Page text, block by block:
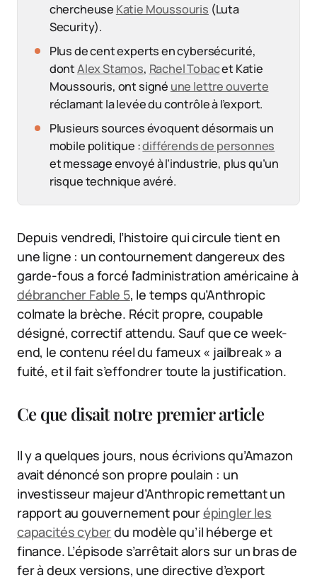
chercheuse Katie Moussouris (Luta
Security).
Plus de cent experts en cybersécurité,
dontAlex Stamos, Rachel Tobacet Katie
Moussouris, ont signé une lettre ouverte
réclamant la levée du contrôle à l’export.
Plusieurs sources évoquent désormais un
mobile politique :différends de personnes
et message envoyé à l’industrie, plus qu’un
risque technique avéré.
Depuis vendredi, l’histoire qui circule tient en
une ligne : un contournement dangereux des
garde-fous a forcé l’administration américaine à
débrancher Fable 5, le temps qu’Anthropic
colmate la brèche. Récit propre, coupable
désigné, correctif attendu. Sauf que ce week-
end, le contenu réel du fameux « jailbreak » a
fuité, et il fait s’effondrer toute la justification.
Ce que disait notre premier article
Il y a quelques jours, nous écrivions qu’Amazon
avait dénoncé son propre poulain : un
investisseur majeur d’Anthropic remettant un
rapport au gouvernement pourépingler les
capacités cyberdu modèle qu’il héberge et
finance. L’épisode s’arrêtait alors sur un bras de
fer à deux versions, une directive d’export